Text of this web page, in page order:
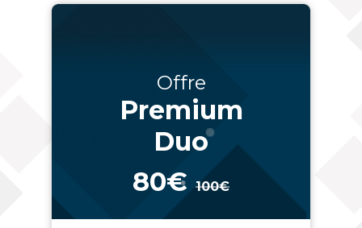
Offre
Premium
Duo
80€ 100€